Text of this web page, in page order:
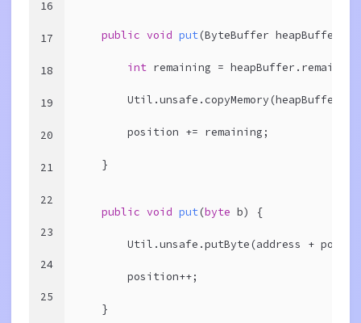
16
17
18
19
20
21
22
23
24
25
public void put(ByteBuffer heapBuffer)
int remaining =
        position += remaining;
    }
public void put(byte b) {
Util.unsafe.putByte(address +
        position++;
    }